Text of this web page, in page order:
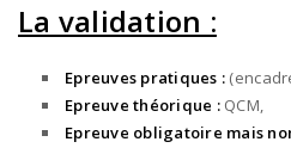
La validation :
Epreuves pratiques :
Epreuve théorique :QCM,
Epreuve obligatoire mais